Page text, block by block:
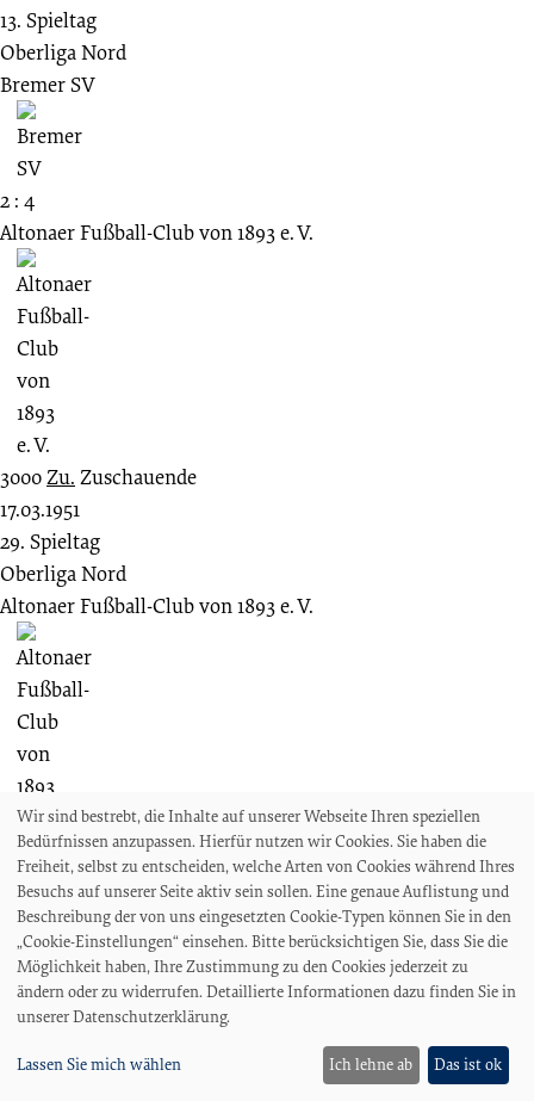
13. Spieltag
Oberliga Nord
Bremer SV
2 : 4
Altonaer Fußball-Club von 1893 e. V.
3000 Zu. Zuschauende
17.03.1951
29. Spieltag
Oberliga Nord
Altonaer Fußball-Club von 1893 e. V.
3 : 3
Bremer SV
2000Zu.Zuschauende
27.03.1955
27. Spieltag
Wir sind bestrebt, die Inhalte auf unserer Webseite Ihren speziellen
Bedürfnissen anzupassen. Hierfür nutzen wir Cookies. Sie haben die
Freiheit, selbst zu entscheiden, welche Arten von Cookies während Ihres
Besuchs auf unserer Seite aktiv sein sollen. Eine genaue Auflistung und
Beschreibung der von uns eingesetzten Cookie-Typen können Sie in den
„Cookie-Einstellungen“ einsehen. Bitte berücksichtigen Sie, dass Sie die
Möglichkeit haben, Ihre Zustimmung zu den Cookies jederzeit zu
ändern oder zu widerrufen. Detaillierte Informationen dazu finden Sie in
unserer Datenschutzerklärung.
Lassen Sie mich wählen Ich lehne ab Das ist ok